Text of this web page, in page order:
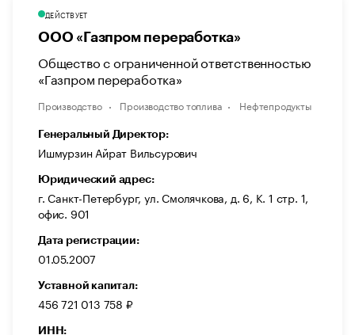
ДЕЙСТВУЕТ
ООО «Газпром переработка»
Общество с ограниченной ответственностью
«Газпром переработка»
Производство Производство топлива Нефтепродукты
Генеральный Директор:
Ишмурзин Айрат Вильсурович
Юридический адрес:
г. Санкт-Петербург, ул. Смолячкова, д. 6, К. 1 стр. 1,
офис. 901
Дата регистрации:
01.05.2007
Уставной капитал:
456 721 013 758 ₽
ИНН: